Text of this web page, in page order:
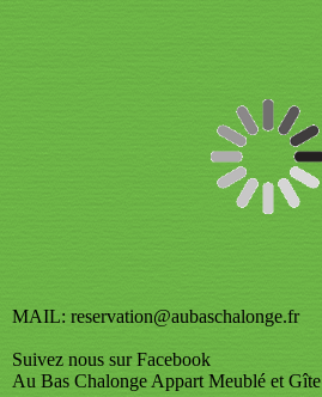
MAIL: reservation@aubaschalonge.fr
Suivez nous sur Facebook
Au Bas Chalonge Appart Meublé et Gîte